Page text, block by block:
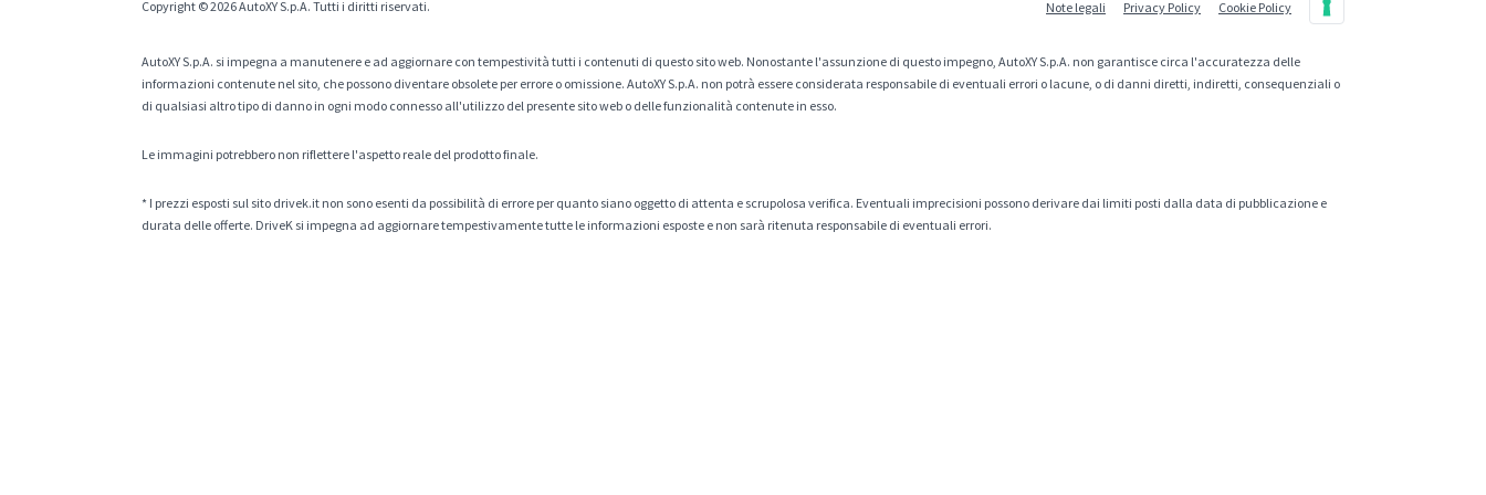
Copyright © 2026 AutoXY S.p.A. Tutti i diritti riservati. Note legali Privacy Policy Cookie Policy
AutoXY S.p.A. si impegna a manutenere e ad aggiornare con tempestività tutti i contenuti di questo sito web. Nonostante l'assunzione di questo impegno, AutoXY S.p.A. non garantisce circa l'accuratezza delle
informazioni contenute nel sito, che possono diventare obsolete per errore o omissione. AutoXY S.p.A. non potrà essere considerata responsabile di eventuali errori o lacune, o di danni diretti, indiretti, consequenziali o
di qualsiasi altro tipo di danno in ogni modo connesso all'utilizzo del presente sito web o delle funzionalità contenute in esso.
Le immagini potrebbero non riflettere l'aspetto reale del prodotto finale.
* I prezzi esposti sul sito drivek.it non sono esenti da possibilità di errore per quanto siano oggetto di attenta e scrupolosa verifica. Eventuali imprecisioni possono derivare dai limiti posti dalla data di pubblicazione e
durata delle offerte. DriveK si impegna ad aggiornare tempestivamente tutte le informazioni esposte e non sarà ritenuta responsabile di eventuali errori.